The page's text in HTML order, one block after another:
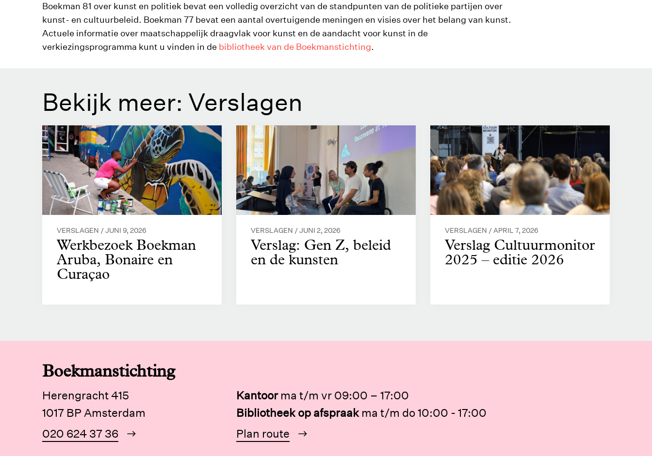
Boekman 81 over kunst en politiek bevat een volledig overzicht van de standpunten van de politieke partijen over
kunst- en cultuurbeleid. Boekman 77 bevat een aantal overtuigende meningen en visies over het belang van kunst.
Actuele informatie over maatschappelijk draagvlak voor kunst en de aandacht voor kunst in de
verkiezingsprogramma kunt u vinden in de bibliotheek van de Boekmanstichting.
Bekijk meer: Verslagen
VERSLAGEN /JUNI 9, 2026
Werkbezoek Boekman
Aruba, Bonaire en
Curaçao
VERSLAGEN /JUNI 2, 2026
Verslag: Gen Z, beleid
en de kunsten
VERSLAGEN /APRIL 7, 2026
Verslag Cultuurmonitor
2025 – editie 2026
Boekmanstichting
Herengracht 415
1017 BP Amsterdam
020 624 37 36
Kantoor ma t/m vr 09:00 – 17:00
Bibliotheek op afspraak ma t/m do 10:00 - 17:00
Plan route